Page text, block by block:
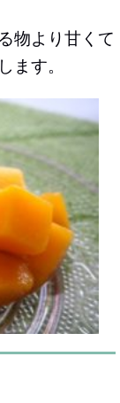
物より甘くて
ます。